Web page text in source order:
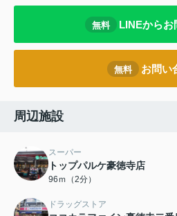
無料 LINEからお
無料 お問い
周辺施設
スーパー
トップパルケ豪徳寺店
96ｍ（2分）
ドラッグストア